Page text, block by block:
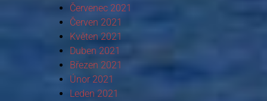
Červenec 2021
Červen 2021
Květen 2021
Duben 2021
Březen 2021
Únor 2021
Leden 2021